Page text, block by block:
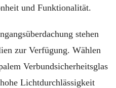
und Funktionalität.
stehen
zur Verfügung. Wählen
Verbundsicherheitsglas
Lichtdurchlässigkeit